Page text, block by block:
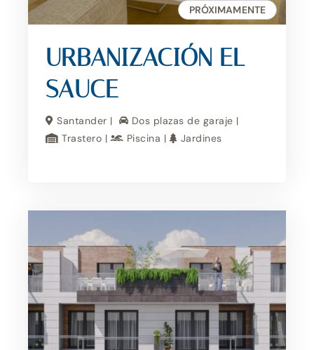
PRÓXIMAMENTE
URBANIZACIÓN EL
SAUCE
Santander |
Dos plazas de garaje |
Trastero |
Piscina | Jardines